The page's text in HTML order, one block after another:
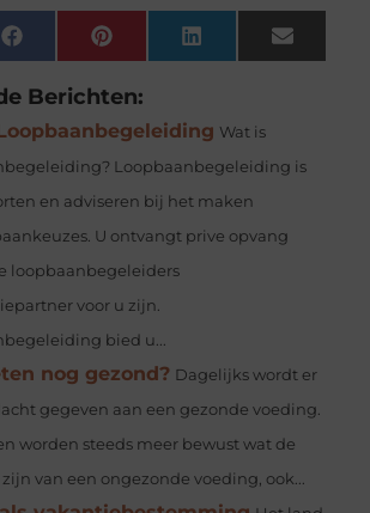
FacebookPinterest LinkedIn Email
Berichten:
Wat is
Loopbaanbegeleiding is
en adviseren bij het maken
U ontvangt prive opvang
loopbaanbegeleiders
voor u zijn.
bied u...
nog gezond? Dagelijks wordt er
gegeven aan een gezonde voeding.
worden steeds meer bewust wat de
van een ongezonde voeding, ook...